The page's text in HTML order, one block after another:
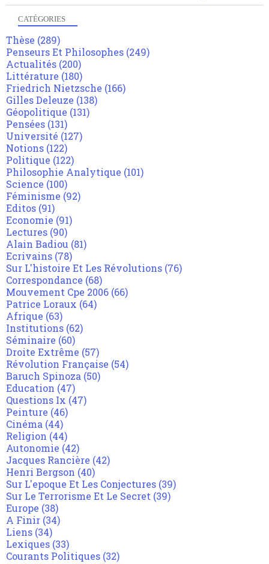
CATÉGORIES
Thèse (289)
Penseurs Et Philosophes (249)
Actualités (200)
Littérature (180)
Friedrich Nietzsche (166)
Gilles Deleuze (138)
Géopolitique (131)
Pensées (131)
Université (127)
Notions (122)
Politique (122)
Philosophie Analytique (101)
Science (100)
Féminisme (92)
Editos (91)
Economie (91)
Lectures (90)
Alain Badiou (81)
Ecrivains (78)
Sur L'histoire Et Les Révolutions (76)
Correspondance (68)
Mouvement Cpe 2006 (66)
Patrice Loraux (64)
Afrique (63)
Institutions (62)
Séminaire (60)
Droite Extrême (57)
Révolution Française (54)
Baruch Spinoza (50)
Education (47)
Questions Ix (47)
Peinture (46)
Cinéma (44)
Religion (44)
Autonomie (42)
Jacques Rancière (42)
Henri Bergson (40)
Sur L'epoque Et Les Conjectures (39)
Sur Le Terrorisme Et Le Secret (39)
Europe (38)
A Finir (34)
Liens (34)
Lexiques (33)
Courants Politiques (32)